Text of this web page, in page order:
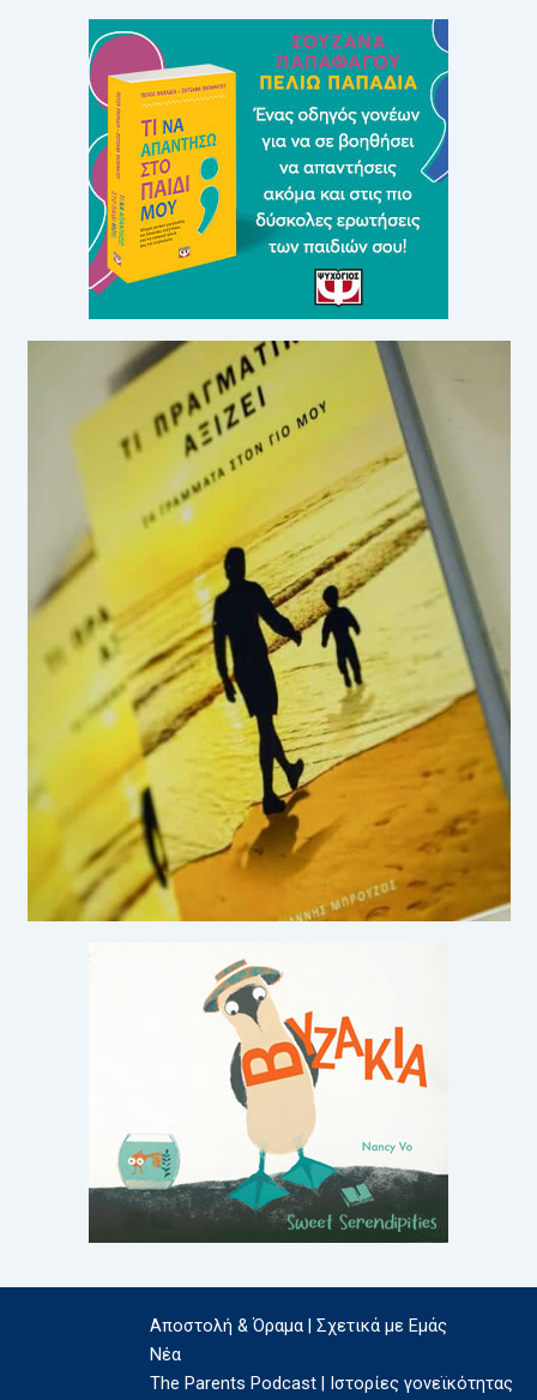
Αποστολή & Όραμα | Σχετικά με Εμάς
Νέα
The Parents Podcast | Ιστορίες γονεϊκότητας